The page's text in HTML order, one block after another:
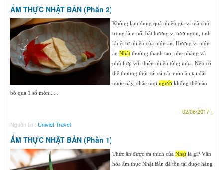
ẨM THỰC NHẬT BẢN (Phần 2)
Không lạm dụng quá nhiều gia vị mà chú
trọng làm nổi bật hương vị tươi ngon, tinh
khiết tự nhiên của món ăn. Hương vị món
ăn Nhật thường thanh tao, nhẹ nhàng và
phù hợp với thiên nhiên từng mùa. Nếu có
thể thưởng thức tất cả các món ăn tại đất
nước này, chắc mọi người không thể nào
bỏ qua 1 số món......
02/06/2017 -
Nguồn tin : Univiet Travel
ẨM THỰC NHẬT BẢN (Phần 1)
Thức ăn được ưa thích của Nhật là gì? Văn
hóa ẩm thực Nhật Bản đã tồn tại được hàng